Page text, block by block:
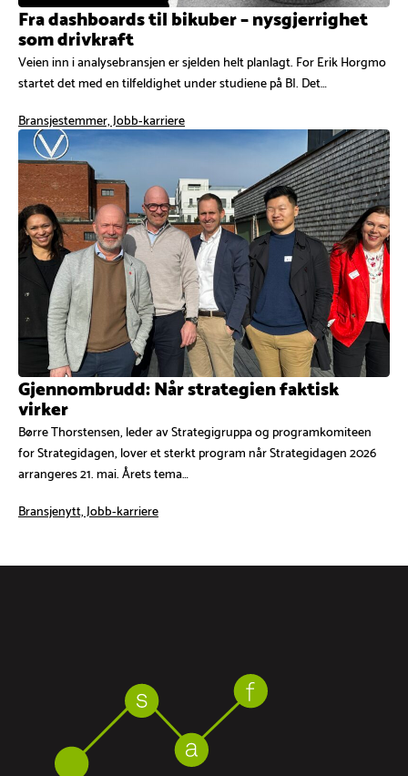
Fra dashboards til bikuber – nysgjerrighet
som drivkraft
Veien inn i analysebransjen er sjelden helt planlagt. For Erik Horgmo
startet det med en tilfeldighet under studiene på BI. Det…
Bransjestemmer, Jobb-karriere
Gjennombrudd: Når strategien faktisk
virker
Børre Thorstensen, leder av Strategigruppa og programkomiteen
for Strategidagen, lover et sterkt program når Strategidagen 2026
arrangeres 21. mai. Årets tema…
Bransjenytt, Jobb-karriere